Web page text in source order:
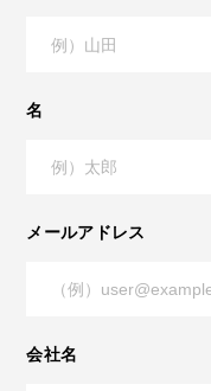
名
メールアドレス
会社名